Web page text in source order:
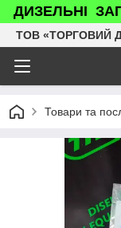
ДИЗЕЛЬНІ
ТОВ «ТОРГОВИЙ
Товари та